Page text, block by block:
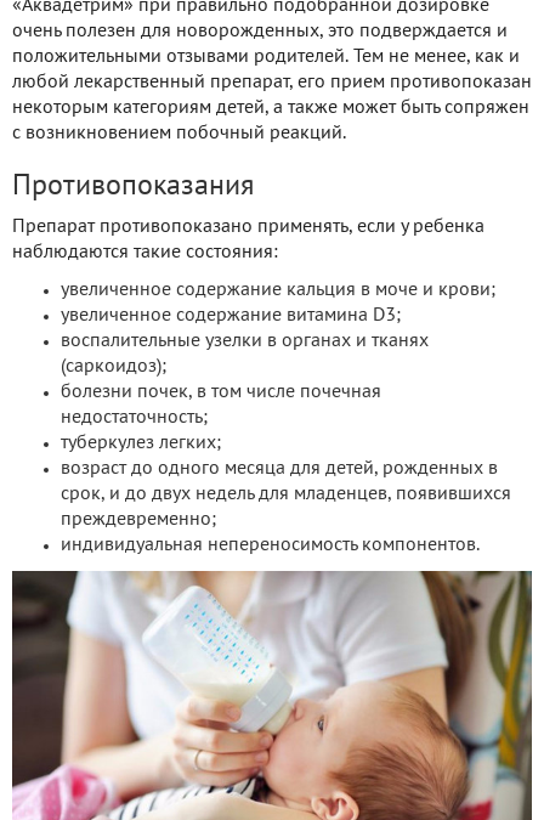
«Аквадетрим» при правильно подобранной дозировке
очень полезен для новорожденных, это подверждается и
положительными отзывами родителей. Тем не менее, как и
любой лекарственный препарат, его прием противопоказан
некоторым категориям детей, а также может быть сопряжен
с возникновением побочный реакций.
Противопоказания
Препарат противопоказано применять, если у ребенка
наблюдаются такие состояния:
увеличенное содержание кальция в моче и крови;
увеличенное содержание витамина D3;
воспалительные узелки в органах и тканях
(саркоидоз);
болезни почек, в том числе почечная
недостаточность;
туберкулез легких;
возраст до одного месяца для детей, рожденных в
срок, и до двух недель для младенцев, появившихся
преждевременно;
индивидуальная непереносимость компонентов.